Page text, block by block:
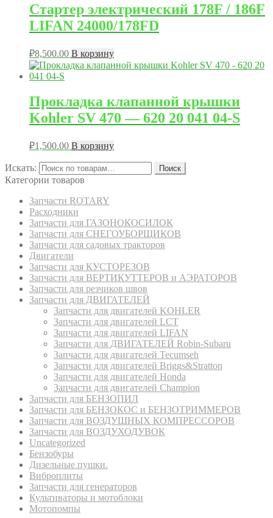
Cтартер электрический 178F / 186F
LIFAN 24000/178FD
₽8,500.00 В корзину
Прокладка клапанной крышки
Kohler SV 470 — 620 20 041 04-S
₽1,500.00 В корзину
Искать: Поиск
Категории товаров
Запчасти ROTARY
Расходники
Запчасти для ГАЗОНОКОСИЛОК
Запчасти для СНЕГОУБОРЩИКОВ
Запчасти для садовых тракторов
Двигатели
Запчасти для КУСТОРЕЗОВ
Запчасти для ВЕРТИКУТТЕРОВ и АЭРАТОРОВ
Запчасти для резчиков швов
Запчасти для ДВИГАТЕЛЕЙ
Запчасти для двигателей KOHLER
Запчасти для двигателей LCT
Запчасти для двигателей LIFAN
Запчасти для ДВИГАТЕЛЕЙ Robin-Subaru
Запчасти для двигателей Tecumseh
Запчасти для двигателей Briggs&Stratton
Запчасти для двигателей Honda
Запчасти для двигателей Champion
Запчасти для БЕНЗОПИЛ
Запчасти для БЕНЗОКОС и БЕНЗОТРИММЕРОВ
Запчасти для ВОЗДУШНЫХ КОМПРЕССОРОВ
Запчасти для ВОЗДУХОДУВОК
Uncategorized
Бензобуры
Дизельные пушки.
Виброплиты
Запчасти для генераторов
Культиваторы и мотоблоки
Мотопомпы